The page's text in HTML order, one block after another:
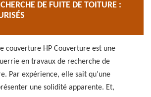
DE FUITE DE TOITURE :
couverture HP Couverture est une
en travaux de recherche de
Par expérience, elle sait qu’une
une solidité apparente. Et,